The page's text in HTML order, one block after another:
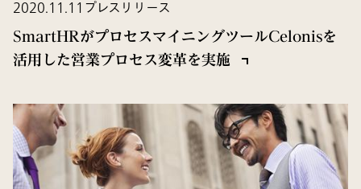
2020.11.11 プレスリリース
SmartHRがプロセスマイニングツールCelonisを
活用した営業プロセス変革を実施